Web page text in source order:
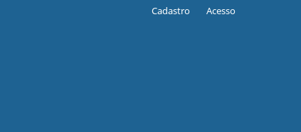
Cadastro Acesso